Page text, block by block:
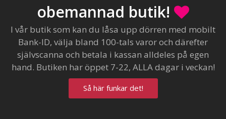
obemannad butik!
I vår butik som kan du låsa upp dörren med mobilt
Bank-ID, välja bland 100-tals varor och därefter
självscanna och betala i kassan alldeles på egen
hand. Butiken har öppet 7-22, ALLA dagar i veckan!
Så här funkar det!